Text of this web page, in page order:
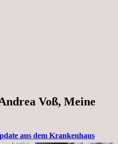
Voß, Meine
aus dem Krankenhaus